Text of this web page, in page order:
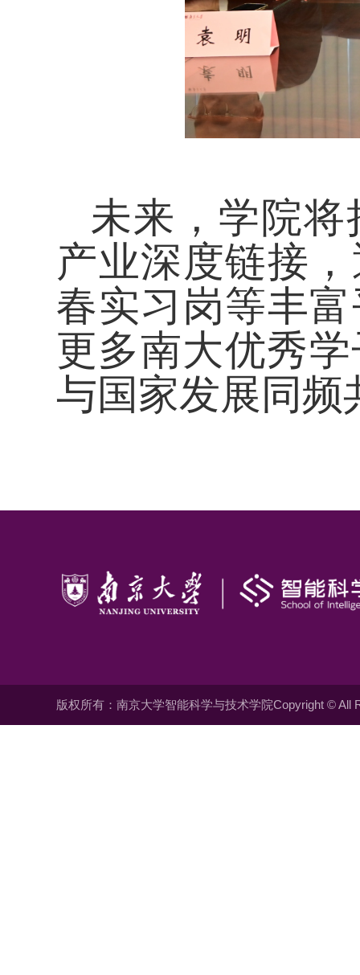
未来，学院
产业深度链接
春实习岗等丰
更多南大优秀
与国家发展同频
版权所有：南京大学智能科学与技术学院Copyright © All